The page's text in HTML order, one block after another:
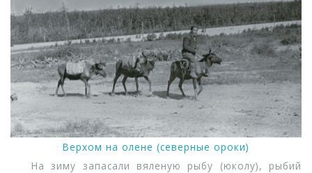
Верхом на олене (северные ороки)
На зиму запасали вяленую рыбу (юколу), рыбий